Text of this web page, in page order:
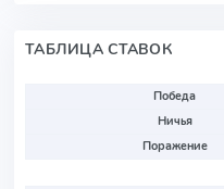
ТАБЛИЦА СТАВОК
Победа
Ничья
Поражение